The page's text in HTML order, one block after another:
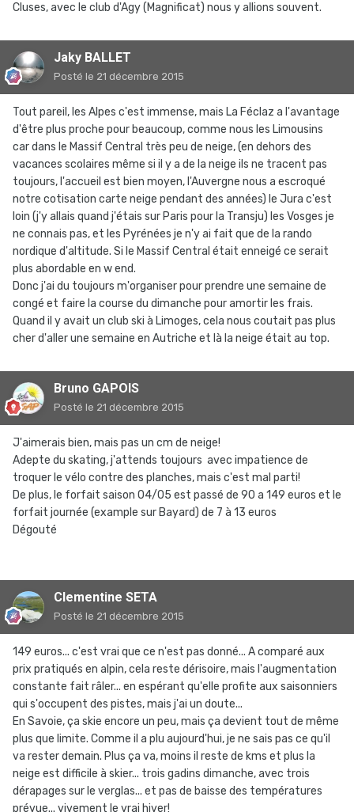
Cluses, avec le club d'Agy (Magnificat) nous y allions souvent.
Jaky BALLET
Posté le 21 décembre 2015
Tout pareil, les Alpes c'est immense, mais La Féclaz a l'avantage
d'être plus proche pour beaucoup, comme nous les Limousins
car dans le Massif Central très peu de neige, (en dehors des
vacances scolaires même si il y a de la neige ils ne tracent pas
toujours, l'accueil est bien moyen, l'Auvergne nous a escroqué
notre cotisation carte neige pendant des années) le Jura c'est
loin (j'y allais quand j'étais sur Paris pour la Transju) les Vosges je
ne connais pas, et les Pyrénées je n'y ai fait que de la rando
nordique d'altitude. Si le Massif Central était enneigé ce serait
plus abordable en w end.
Donc j'ai du toujours m'organiser pour prendre une semaine de
congé et faire la course du dimanche pour amortir les frais.
Quand il y avait un club ski à Limoges, cela nous coutait pas plus
cher d'aller une semaine en Autriche et là la neige était au top.
Bruno GAPOIS
Posté le 21 décembre 2015
J'aimerais bien, mais pas un cm de neige!
Adepte du skating, j'attends toujours avec impatience de
troquer le vélo contre des planches, mais c'est mal parti!
De plus, le forfait saison 04/05 est passé de 90 a 149 euros et le
forfait journée (example sur Bayard) de 7 à 13 euros
Dégouté
Clementine SETA
Posté le 21 décembre 2015
149 euros... c'est vrai que ce n'est pas donné... A comparé aux
prix pratiqués en alpin, cela reste dérisoire, mais l'augmentation
constante fait râler... en espérant qu'elle profite aux saisonniers
qui s'occupent des pistes, mais j'ai un doute...
En Savoie, ça skie encore un peu, mais ça devient tout de même
plus que limite. Comme il a plu aujourd'hui, je ne sais pas ce qu'il
va rester demain. Plus ça va, moins il reste de kms et plus la
neige est difficile à skier... trois gadins dimanche, avec trois
dérapages sur le verglas... et pas de baisse des températures
prévue... vivement le vrai hiver!